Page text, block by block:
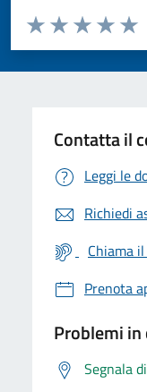
Valuta da 1 a 5 stelle la
Valuta
Valuta 3
Valuta 2 stelle
Valuta 1 stelle su 5
Contatta il
Leggi le
Richiedi
Chiama
Prenota
Problemi
Segnala